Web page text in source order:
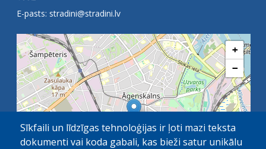
E-pasts: stradini@stradini.lv
+
−
Sīkfaili un līdzīgas tehnoloģijas ir ļoti mazi teksta
dokumenti vai koda gabali, kas bieži satur unikālu